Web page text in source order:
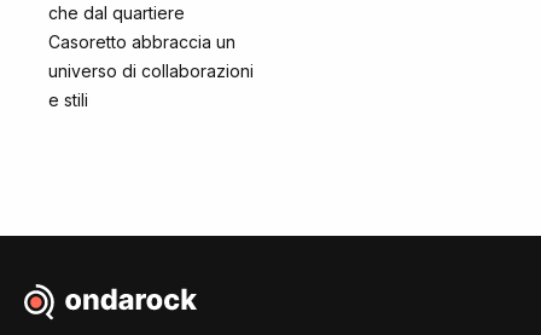
che dal quartiere
Casoretto abbraccia un
universo di collaborazioni
e stili